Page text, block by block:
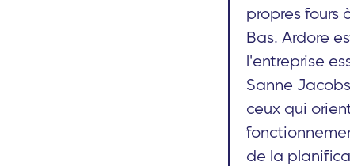
propres fours
Bas. Ardore
l'entreprise
Sanne
ceux qui
de la